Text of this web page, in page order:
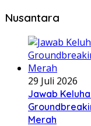
Nusantara
29 Juli 2026
Jawab
Merah